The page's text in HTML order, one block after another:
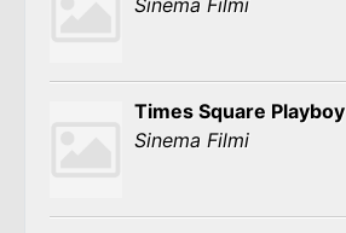
Sinema Filmi
Times Square Playboy
Sinema Filmi